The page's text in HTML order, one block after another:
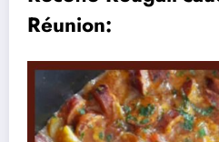
Réunion: